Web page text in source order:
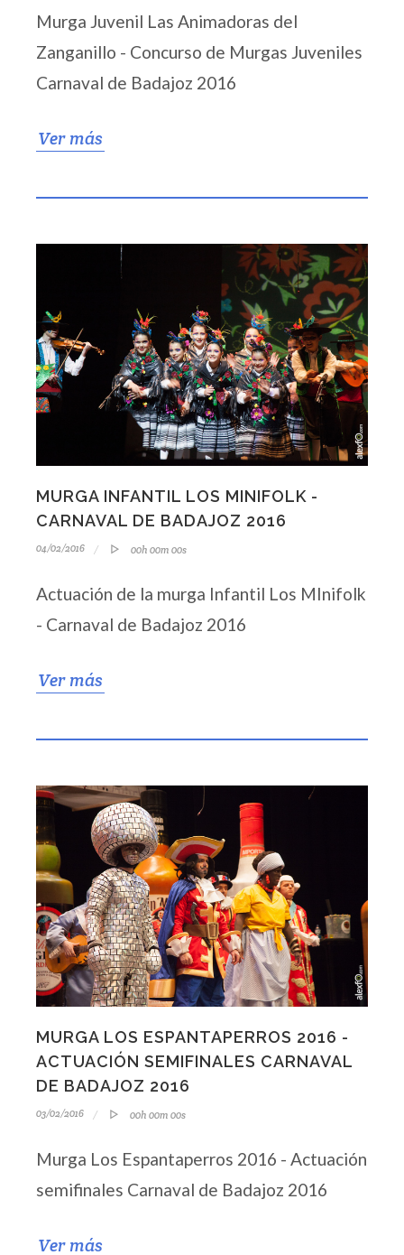
Murga Juvenil Las Animadoras del
Zanganillo - Concurso de Murgas Juveniles
Carnaval de Badajoz 2016
Ver más
MURGA INFANTIL LOS MINIFOLK -
CARNAVAL DE BADAJOZ 2016
04/02/2016 00h 00m 00s
Actuación de la murga Infantil Los MInifolk
- Carnaval de Badajoz 2016
Ver más
MURGA LOS ESPANTAPERROS 2016 -
ACTUACIÓN SEMIFINALES CARNAVAL
DE BADAJOZ 2016
03/02/2016 00h 00m 00s
Murga Los Espantaperros 2016 - Actuación
semifinales Carnaval de Badajoz 2016
Ver más